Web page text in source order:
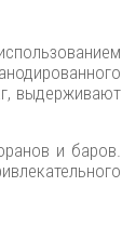
выдерживают
и баров.